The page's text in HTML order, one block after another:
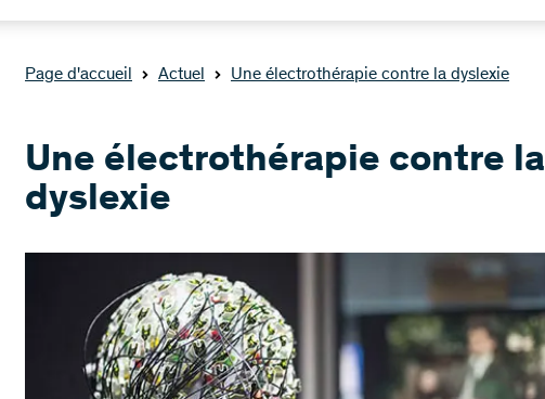
Page d'accueil Actuel Une électrothérapie contre la dyslexie
Une électrothérapie contre la
dyslexie